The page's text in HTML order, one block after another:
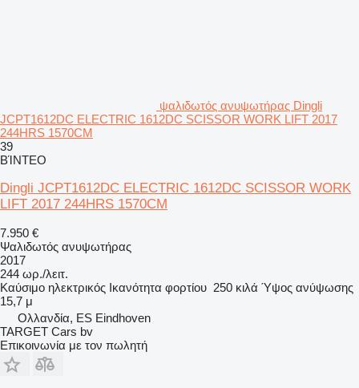
ψαλιδωτός ανυψωτήρας Dingli
JCPT1612DC ELECTRIC 1612DC SCISSOR WORK LIFT 2017
244HRS 1570CM
39
ΒΊΝΤΕΟ
Dingli JCPT1612DC ELECTRIC 1612DC SCISSOR WORK
LIFT 2017 244HRS 1570CM
7.950 €
Ψαλιδωτός ανυψωτήρας
2017
244 ωρ./λειτ.
Καύσιμο ηλεκτρικός Ικανότητα φορτίου 250 κιλά Ύψος ανύψωσης
15,7 μ
Ολλανδία, ES Eindhoven
TARGET Cars bv
Επικοινωνία με τον πωλητή